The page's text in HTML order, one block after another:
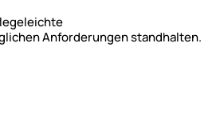
Anforderungen standhalten.